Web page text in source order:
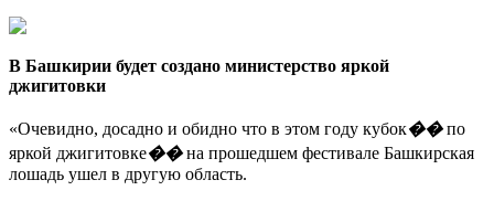
В Башкирии будет создано министерство яркой
джигитовки
«Очевидно, досадно и обидно что в этом году кубок��по
яркой джигитовке��на прошедшем фестивале Башкирская
лошадь ушел в другую область.